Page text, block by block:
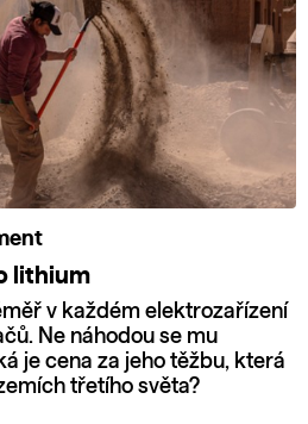
lithium
v každém elektrozařízení
Ne náhodou se mu
je cena za jeho těžbu, která
třetího světa?